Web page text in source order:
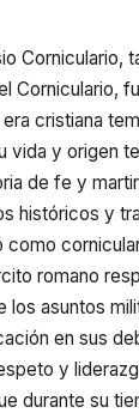
Corniculario,
Corniculario,
cristiana
vida y origen
de fe y
históricos y
como
romano
los asuntos
en sus
y
durante su